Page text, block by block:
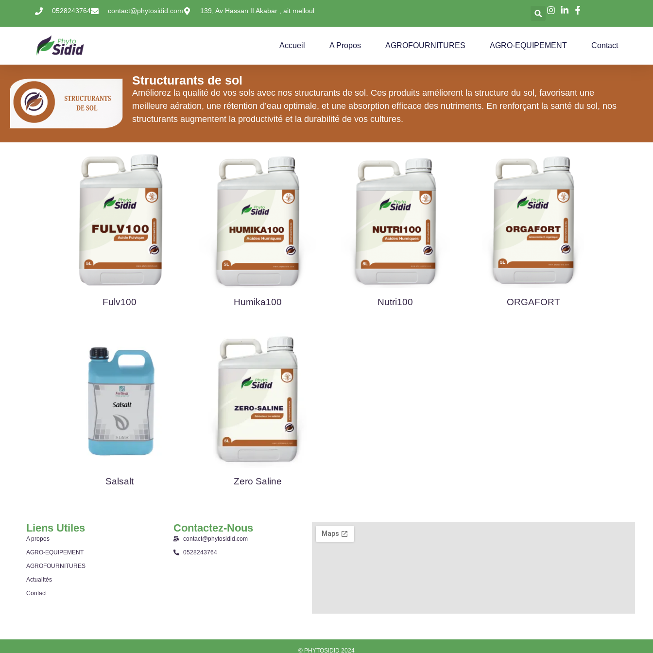
0528243764 contact@phytosidid.com 139, Av Hassan II Akabar , ait melloul
Accueil A Propos AGROFOURNITURES AGRO-EQUIPEMENT Contact
Structurants de sol
Améliorez la qualité de vos sols avec nos structurants de sol. Ces produits améliorent la structure du sol, favorisant une
meilleure aération, une rétention d’eau optimale, et une absorption efficace des nutriments. En renforçant la santé du sol, nos
structurants augmentent la productivité et la durabilité de vos cultures.
Fulv100 Humika100 Nutri100 ORGAFORT
Salsalt Zero Saline
Liens Utiles
A propos
AGRO-EQUIPEMENT
AGROFOURNITURES
Actualités
Contact
Contactez-Nous
contact@phytosidid.com
0528243764
© PHYTOSIDID 2024